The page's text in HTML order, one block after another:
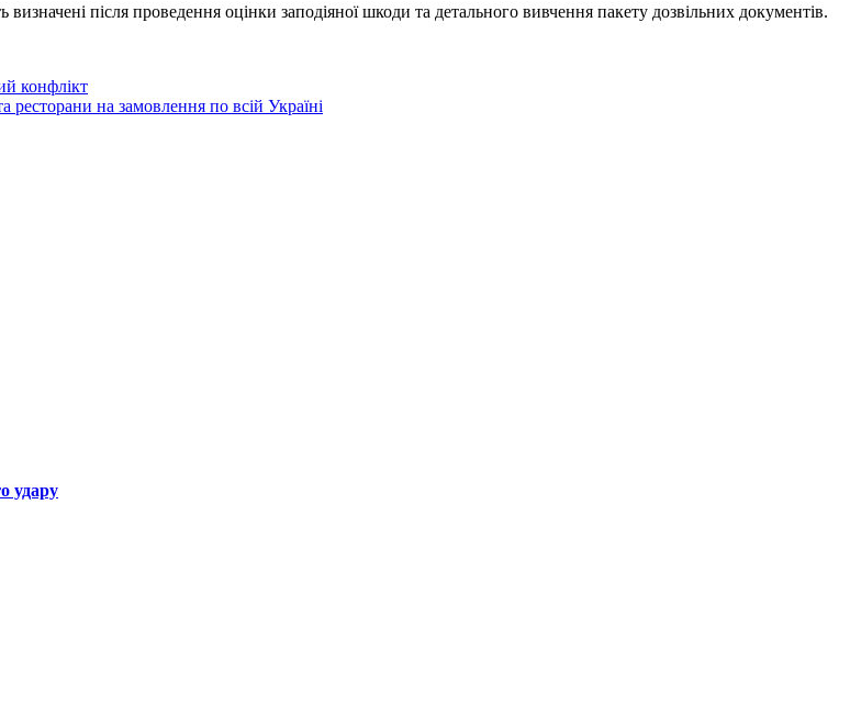
після проведення оцінки заподіяної шкоди та детального вивчення пакету дозвільних документів.
конфлікт
на замовлення по всій Україні
удару